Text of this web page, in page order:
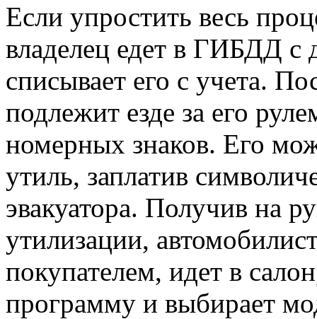
Если упростить весь
владелец едет в ГИБДД с
списывает его с учета.
подлежит езде за его
номерных знаков. Его
утиль, заплатив
эвакуатора. Получив на
утилизации,
покупателем, идет в
программу и выбирает